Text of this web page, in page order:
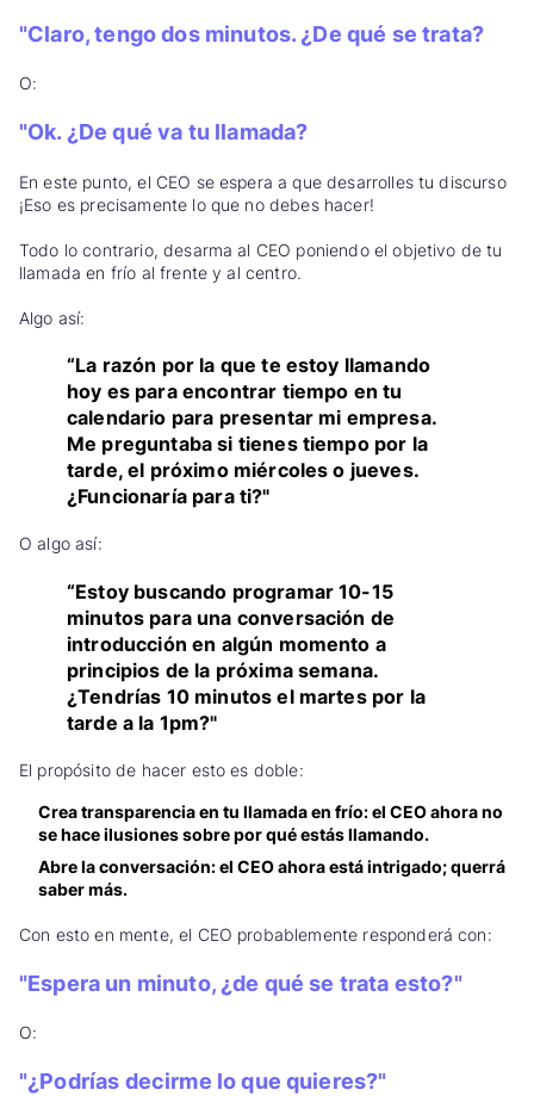
"Claro, tengo dos minutos. ¿De qué se trata?
O:
"Ok. ¿De qué va tu llamada?
En este punto, el CEO se espera a que desarrolles tu discurso
¡Eso es precisamente lo que no debes hacer!
Todo lo contrario, desarma al CEO poniendo el objetivo de tu
llamada en frío al frente y al centro.
Algo así:
“La razón por la que te estoy llamando
hoy es para encontrar tiempo en tu
calendario para presentar mi empresa.
Me preguntaba si tienes tiempo por la
tarde, el próximo miércoles o jueves.
¿Funcionaría para ti?"
O algo así:
“Estoy buscando programar 10-15
minutos para una conversación de
introducción en algún momento a
principios de la próxima semana.
¿Tendrías 10 minutos el martes por la
tarde a la 1pm?"
El propósito de hacer esto es doble:
Crea transparencia en tu llamada en frío: el CEO ahora no
se hace ilusiones sobre por qué estás llamando.
Abre la conversación: el CEO ahora está intrigado; querrá
saber más.
Con esto en mente, el CEO probablemente responderá con:
"Espera un minuto, ¿de qué se trata esto?"
O:
"¿Podrías decirme lo que quieres?"